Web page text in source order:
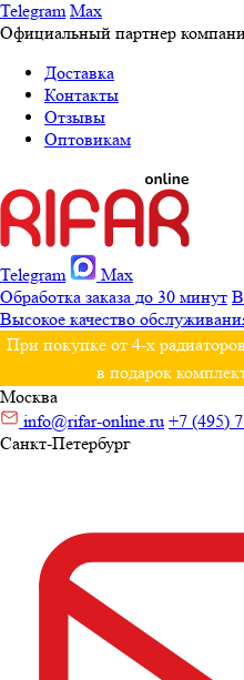
Telegram Max
Официальный партнер
Доставка
Контакты
Отзывы
Оптовикам
Telegram
Max
Обработка заказа до 30 минут
Высокое качество
При покупке от 4-х
в подарок
Москва
info@rifar-online.ru +7 (495)
Санкт-Петербург